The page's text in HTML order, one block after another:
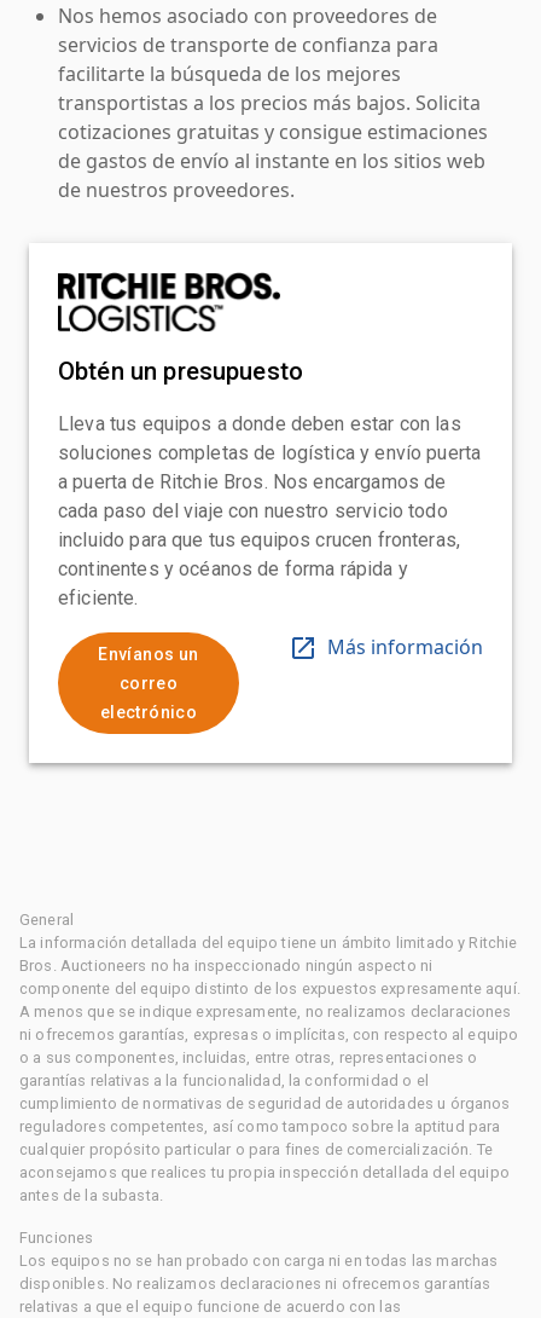
Nos hemos asociado con proveedores de
servicios de transporte de confianza para
facilitarte la búsqueda de los mejores
transportistas a los precios más bajos. Solicita
cotizaciones gratuitas y consigue estimaciones
de gastos de envío al instante en los sitios web
de nuestros proveedores.
Obtén un presupuesto
Lleva tus equipos a donde deben estar con las
soluciones completas de logística y envío puerta
a puerta de Ritchie Bros. Nos encargamos de
cada paso del viaje con nuestro servicio todo
incluido para que tus equipos crucen fronteras,
continentes y océanos de forma rápida y
eficiente.
Envíanos un
correo
electrónico
Más información
General
La información detallada del equipo tiene un ámbito limitado y Ritchie
Bros. Auctioneers no ha inspeccionado ningún aspecto ni
componente del equipo distinto de los expuestos expresamente aquí.
A menos que se indique expresamente, no realizamos declaraciones
ni ofrecemos garantías, expresas o implícitas, con respecto al equipo
o a sus componentes, incluidas, entre otras, representaciones o
garantías relativas a la funcionalidad, la conformidad o el
cumplimiento de normativas de seguridad de autoridades u órganos
reguladores competentes, así como tampoco sobre la aptitud para
cualquier propósito particular o para fines de comercialización. Te
aconsejamos que realices tu propia inspección detallada del equipo
antes de la subasta.
Funciones
Los equipos no se han probado con carga ni en todas las marchas
disponibles. No realizamos declaraciones ni ofrecemos garantías
relativas a que el equipo funcione de acuerdo con las